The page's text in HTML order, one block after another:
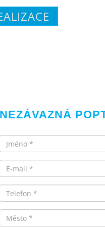
NEZÁVAZNÁ
Jméno
Email
Telefon
Město